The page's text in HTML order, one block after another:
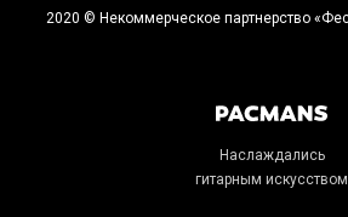
Наслаждались
гитарным искусством
2020 © Некоммерческое партнерство